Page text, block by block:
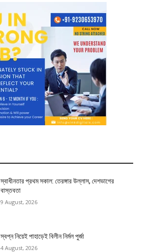
স্বাধীনতার প্রথম সকাল: তেরঙ্গার উল্লাস, দেশভাগের
বাস্তবতা
9 August, 2026
স্বপ্ন নিয়েই পাহাড়েই বিলীন নির্মল পুর্জা
4 August, 2026